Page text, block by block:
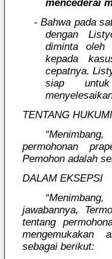
mencederai
- Bahwa pada
dengan
diminta oleh
kepada
cepatnya.
siap
TENTANG
permohonan
Pemohon adalah
DALAM EKSEPSI
jawabannya,
tentang
mengemukakan
sebagai berikut: